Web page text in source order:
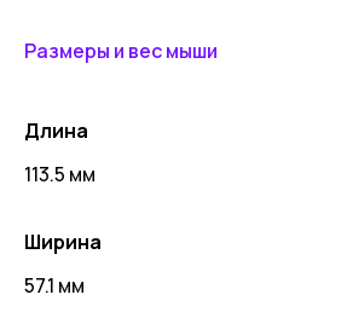
Размеры и вес мыши
Длина
113.5 мм
Ширина
57.1 мм